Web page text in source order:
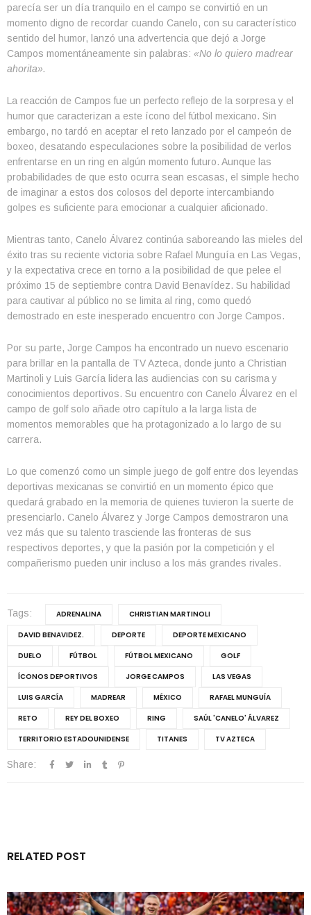
parecía ser un día tranquilo en el campo se convirtió en un
momento digno de recordar cuando Canelo, con su característico
sentido del humor, lanzó una advertencia que dejó a Jorge
Campos momentáneamente sin palabras: «No lo quiero madrear
ahorita».
La reacción de Campos fue un perfecto reflejo de la sorpresa y el
humor que caracterizan a este ícono del fútbol mexicano. Sin
embargo, no tardó en aceptar el reto lanzado por el campeón de
boxeo, desatando especulaciones sobre la posibilidad de verlos
enfrentarse en un ring en algún momento futuro. Aunque las
probabilidades de que esto ocurra sean escasas, el simple hecho
de imaginar a estos dos colosos del deporte intercambiando
golpes es suficiente para emocionar a cualquier aficionado.
Mientras tanto, Canelo Álvarez continúa saboreando las mieles del
éxito tras su reciente victoria sobre Rafael Munguía en Las Vegas,
y la expectativa crece en torno a la posibilidad de que pelee el
próximo 15 de septiembre contra David Benavídez. Su habilidad
para cautivar al público no se limita al ring, como quedó
demostrado en este inesperado encuentro con Jorge Campos.
Por su parte, Jorge Campos ha encontrado un nuevo escenario
para brillar en la pantalla de TV Azteca, donde junto a Christian
Martinoli y Luis García lidera las audiencias con su carisma y
conocimientos deportivos. Su encuentro con Canelo Álvarez en el
campo de golf solo añade otro capítulo a la larga lista de
momentos memorables que ha protagonizado a lo largo de su
carrera.
Lo que comenzó como un simple juego de golf entre dos leyendas
deportivas mexicanas se convirtió en un momento épico que
quedará grabado en la memoria de quienes tuvieron la suerte de
presenciarlo. Canelo Álvarez y Jorge Campos demostraron una
vez más que su talento trasciende las fronteras de sus
respectivos deportes, y que la pasión por la competición y el
compañerismo pueden unir incluso a los más grandes rivales.
Tags: ADRENALINA
CHRISTIAN MARTINOLI
DAVID BENAVIDEZ.
DEPORTE
DEPORTE MEXICANO
DUELO
FÚTBOL FÚTBOL MEXICANO
GOLF
ÍCONOS DEPORTIVOS
JORGE CAMPOS
LAS VEGAS
LUIS GARCÍA
MADREAR MÉXICO
RAFAEL MUNGUÍA
RETO
REY DEL BOXEO RING
SAÚL 'CANELO' ÁLVAREZ
TERRITORIO ESTADOUNIDENSE
TITANES TV AZTECA
Share:
RELATED POST